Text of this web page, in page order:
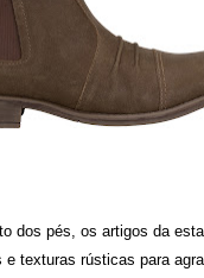
dos pés, os artigos da
texturas rústicas para